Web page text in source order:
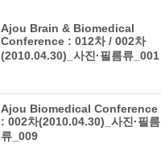
Ajou Brain & Biomedical
Conference : 012차 / 002차
(2010.04.30)_사진·필름류_001
Ajou Biomedical Conference
: 002차(2010.04.30)_사진·필름
류_009